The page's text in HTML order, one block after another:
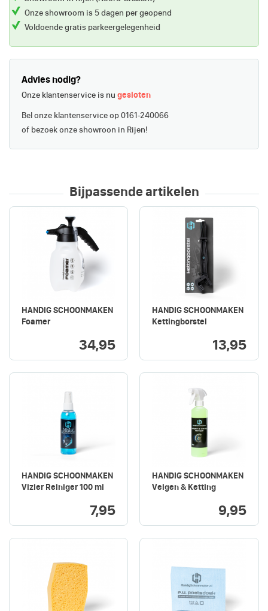
Onze showroom is 5 dagen per geopend
Voldoende gratis parkeergelegenheid
Advies nodig?
Onze klantenservice is nu gesloten
Bel onze klantenservice op 0161-240066
of bezoek onze showroon in Rijen!
Bijpassende artikelen
HANDIG SCHOONMAKEN
Foamer
34,95
HANDIG SCHOONMAKEN
Kettingborstel
13,95
HANDIG SCHOONMAKEN
Vizier Reiniger 100 ml
7,95
HANDIG SCHOONMAKEN
Velgen & Ketting
9,95